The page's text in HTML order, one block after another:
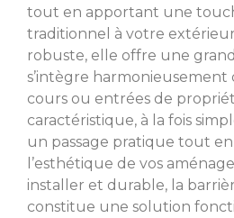
tout en apportant une
traditionnel à votre
robuste, elle offre une
s’intègre harmonieusement
cours ou entrées de
caractéristique, à la fois
un passage pratique tout
l’esthétique de vos
installer et durable, la
constitue une solution